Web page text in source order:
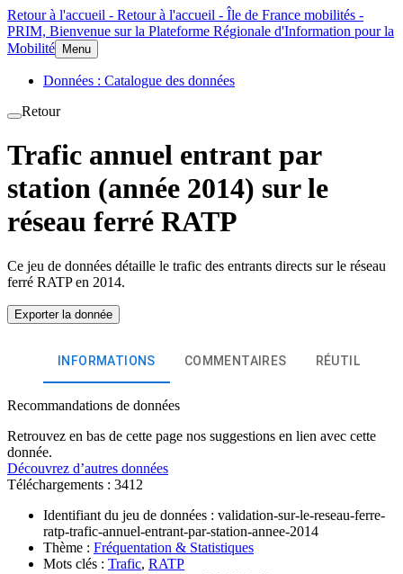
Retour à l'accueil - Retour à l'accueil - Île de France mobilités -
PRIM, Bienvenue sur la Plateforme Régionale d'Information pour la
Mobilité
Menu
Données : Catalogue des données
Retour
Trafic annuel entrant par
station (année 2014) sur le
réseau ferré RATP
Ce jeu de données détaille le trafic des entrants directs sur le réseau
ferré RATP en 2014.
Exporter la donnée
INFORMATIONS COMMENTAIRES
Recommandations de données
Retrouvez en bas de cette page nos suggestions en lien avec cette
donnée.
Découvrez d’autres données
Téléchargements : 3412
Identifiant du jeu de données : validation-sur-le-reseau-ferre-
ratp-trafic-annuel-entrant-par-station-annee-2014
Thème : Fréquentation & Statistiques
Mots clés : Trafic, RATP